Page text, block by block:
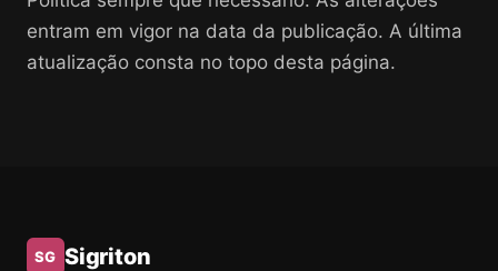
entram em vigor na data da publicação. A última
atualização consta no topo desta página.
SG Sigriton